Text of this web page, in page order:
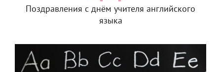
Поздравления с днём учителя английского
языка